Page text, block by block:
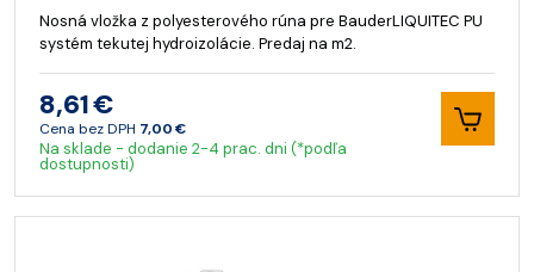
Nosná vložka z polyesterového rúna pre BauderLIQUITEC PU
systém tekutej hydroizolácie. Predaj na m2.
8,61 €
Cena bez DPH 7,00 €
Na sklade - dodanie 2-4 prac. dni (*podľa
dostupnosti)